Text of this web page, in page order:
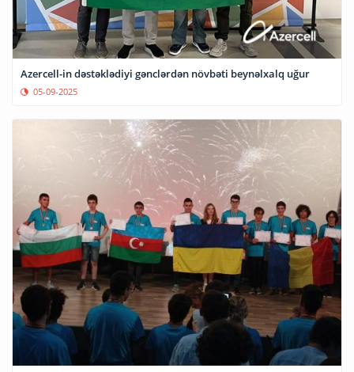
Azercell-in dəstəklədiyi gənclərdən növbəti beynəlxalq uğur
05-09-2025